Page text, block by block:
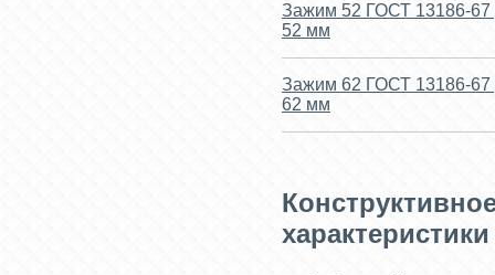
Зажим 52 ГОСТ 13186-67
52 мм
Зажим 62 ГОСТ 13186-67
62 мм
характеристики